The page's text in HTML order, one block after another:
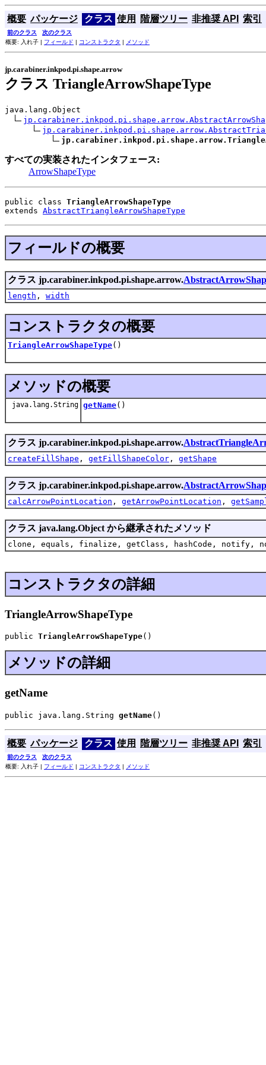
概要 パッケージ クラス 使用 階層ツリー 非推奨 API 索引
前のクラス
次のクラス
概要: 入れ子 | フィールド | コンストラクタ | メソッド
jp.carabiner.inkpod.pi.shape.arrow
クラス TriangleArrowShapeType
java.lang.Object
すべての実装されたインタフェース:
ArrowShapeType
public class TriangleArrowShapeType
extends AbstractTriangleArrowShapeType
フィールドの概要
クラス jp.carabiner.inkpod.pi.shape.arrow.
length , width
コンストラクタの概要
TriangleArrowShapeType()
メソッドの概要
java.lang.String getName()
クラス jp.carabiner.inkpod.pi.shape.arrow.
createFillShape , getFillShapeColor , getShape
クラス jp.carabiner.inkpod.pi.shape.arrow.
calcArrowPointLocation , getArrowPointLocation ,
クラス java.lang.Object から継承されたメソッド
clone, equals, finalize, getClass, hashCode,
コンストラクタの詳細
TriangleArrowShapeType
public TriangleArrowShapeType()
メソッドの詳細
getName
public java.lang.String getName()
概要 パッケージ クラス 使用 階層ツリー 非推奨 API 索引
前のクラス
次のクラス
概要: 入れ子 | フィールド | コンストラクタ | メソッド